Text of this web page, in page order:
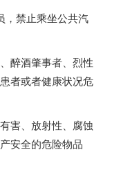
，禁止乘坐公共汽
醉酒肇事者、烈性
者或者健康状况危
害、放射性、腐蚀
安全的危险物品